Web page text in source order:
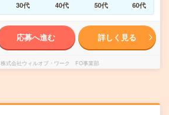
30代 40代 50代 60代
応募へ進む 詳しく見る
株式会社ウィルオブ・ワーク FO事業部